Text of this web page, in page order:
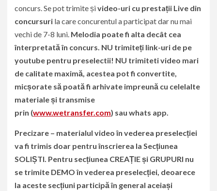
concurs. Se pot trimite șivideo-uri cu prestații Live din
concursuri la care concurentul a participat dar nu mai
vechi de 7-8 luni. Melodia poate fi alta decât cea
înterpretată în concurs. NU trimiteți link-uri de pe
youtube pentru preselectii! NU trimiteti video mari
de calitate maximă, acestea pot fi convertite,
micșorate să poată fi arhivate impreună cu celelalte
materiale și transmise
prin (www.wetransfer.com) sau whats app.
Precizare – materialul video în vederea preselecției
va fi trimis doar pentru înscrierea la Secțiunea
SOLIȘTI. Pentru secțiunea CREAȚIE și GRUPURI nu
se trimite DEMO în vederea preselecției, deoarece
la aceste secțiuni participă în general aceiași